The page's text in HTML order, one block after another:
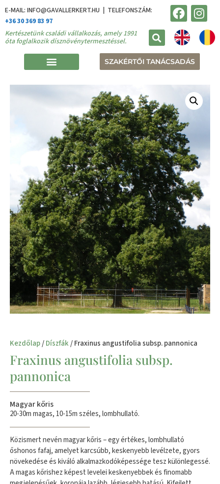
E-MAIL: INFO@GAVALLERKERT.HU | TELEFONSZÁM:
+36 30 369 83 97
Kertészetünk családi vállalkozás, amely 1991
óta foglalkozik dísznövénytermesztéssel.
SZAKÉRTŐI TANÁCSADÁS
Kezdőlap/Díszfák/ Fraxinus angustifolia subsp. pannonica
Fraxinus angustifolia subsp.
pannonica
Magyar kőris
20-30m magas, 10-15m széles, lombhullató.
Közismert nevén magyar kőris – egy értékes, lombhullató
őshonos fafaj, amelyet karcsúbb, keskenyebb levélzete, gyors
növekedése és kiváló alkalmazkodóképessége tesz különlegessé.
A magas kőrishez képest levelei keskenyebbek és finomabb